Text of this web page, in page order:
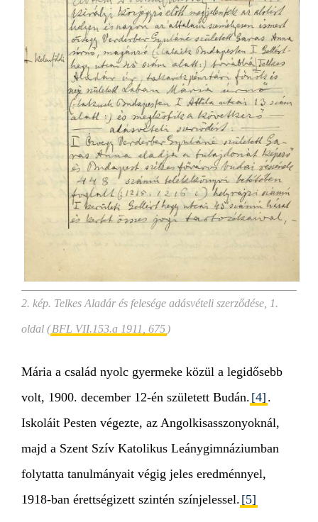
2. kép. Telkes Aladár és felesége adásvételi szerződése, 1.
oldal (BFL VII.153.a 1911, 675 )
Mária a család nyolc gyermeke közül a legidősebb
volt, 1900. december 12-én született Budán. [4] .
Iskoláit Pesten végezte, az Angolkisasszonyoknál,
majd a Szent Szív Katolikus Leánygimnáziumban
folytatta tanulmányait végig jeles eredménnyel,
1918-ban érettségizett szintén színjelessel. [5]